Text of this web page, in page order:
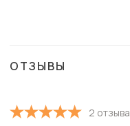
ОТЗЫВЫ
2 отзыва